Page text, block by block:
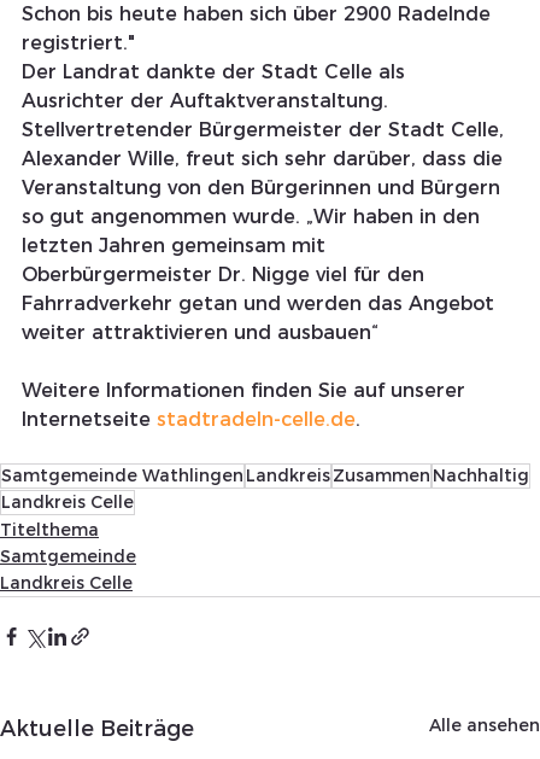
Schon bis heute haben sich über 2900 Radelnde
registriert."
Der Landrat dankte der Stadt Celle als
Ausrichter der Auftaktveranstaltung.
Stellvertretender Bürgermeister der Stadt Celle,
Alexander Wille, freut sich sehr darüber, dass die
Veranstaltung von den Bürgerinnen und Bürgern
so gut angenommen wurde. „Wir haben in den
letzten Jahren gemeinsam mit
Oberbürgermeister Dr. Nigge viel für den
Fahrradverkehr getan und werden das Angebot
weiter attraktivieren und ausbauen“
Weitere Informationen finden Sie auf unserer
Internetseite stadtradeln-celle.de.
Samtgemeinde Wathlingen LandkreisZusammen Nachhaltig
Landkreis Celle
Titelthema
Samtgemeinde
Landkreis Celle
Aktuelle Beiträge Alle ansehen